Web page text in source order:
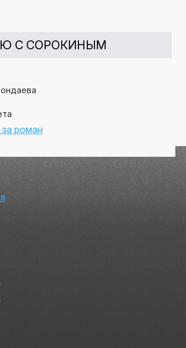
С СОРОКИНЫМ
роман